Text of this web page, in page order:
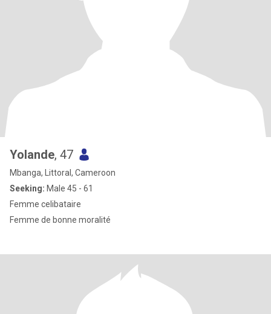
Yolande, 47
Mbanga, Littoral, Cameroon
Seeking: Male 45 - 61
Femme celibataire
Femme de bonne moralité